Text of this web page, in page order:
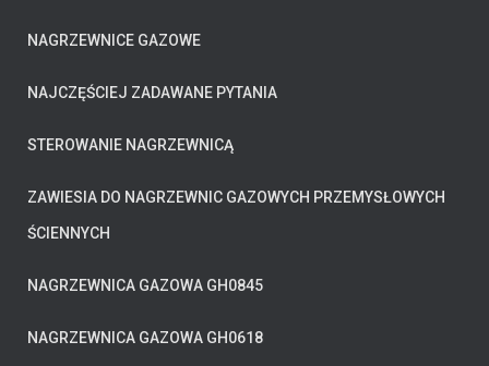
NAGRZEWNICE GAZOWE
NAJCZĘŚCIEJ ZADAWANE PYTANIA
STEROWANIE NAGRZEWNICĄ
ZAWIESIA DO NAGRZEWNIC GAZOWYCH PRZEMYSŁOWYCH
ŚCIENNYCH
NAGRZEWNICA GAZOWA GH0845
NAGRZEWNICA GAZOWA GH0618